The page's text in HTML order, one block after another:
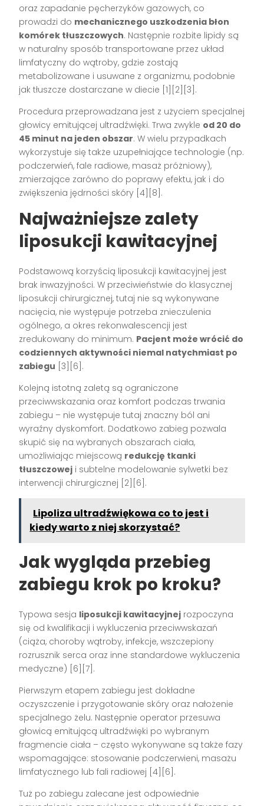
oraz zapadanie pęcherzyków gazowych, co
prowadzi do mechanicznego uszkodzenia błon
komórek tłuszczowych. Następnie rozbite lipidy są
w naturalny sposób transportowane przez układ
limfatyczny do wątroby, gdzie zostają
metabolizowane i usuwane z organizmu, podobnie
jak tłuszcze dostarczane w diecie [1][2][3] .
Procedura przeprowadzana jest z użyciem specjalnej
głowicy emitującej ultradźwięki. Trwa zwykle od 20 do
45 minut na jeden obszar. W wielu przypadkach
wykorzystuje się także uzupełniające technologie (np.
podczerwień, fale radiowe, masaż próżniowy),
zmierzające zarówno do poprawy efektu, jak i do
zwiększenia jędrności skóry [4][8] .
Najważniejsze zalety
liposukcji kawitacyjnej
Podstawową korzyścią liposukcji kawitacyjnej jest
brak inwazyjności. W przeciwieństwie do klasycznej
liposukcji chirurgicznej, tutaj nie są wykonywane
nacięcia, nie występuje potrzeba znieczulenia
ogólnego, a okres rekonwalescencji jest
zredukowany do minimum. Pacjent może wrócić do
codziennych aktywności niemal natychmiast po
zabiegu [3][6] .
Kolejną istotną zaletą są ograniczone
przeciwwskazania oraz komfort podczas trwania
zabiegu – nie występuje tutaj znaczny ból ani
wyraźny dyskomfort. Dodatkowo zabieg pozwala
skupić się na wybranych obszarach ciała,
umożliwiając miejscową redukcję tkanki
tłuszczowej i subtelne modelowanie sylwetki bez
interwencji chirurgicznej [2][6] .
Lipoliza ultradźwiękowa co to jest i
kiedy warto z niej skorzystać?
Jak wygląda przebieg
zabiegu krok po kroku?
Typowa sesja liposukcji kawitacyjnej rozpoczyna
się od kwalifikacji i wykluczenia przeciwwskazań
(ciąża, choroby wątroby, infekcje, wszczepiony
rozrusznik serca oraz inne standardowe wykluczenia
medyczne) [6][7] .
Pierwszym etapem zabiegu jest dokładne
oczyszczenie i przygotowanie skóry oraz nałożenie
specjalnego żelu. Następnie operator przesuwa
głowicą emitującą ultradźwięki po wybranym
fragmencie ciała – często wykonywane są także fazy
wspomagające: stosowanie podczerwieni, masażu
limfatycznego lub fali radiowej [4][6] .
Tuż po zabiegu zalecane jest odpowiednie